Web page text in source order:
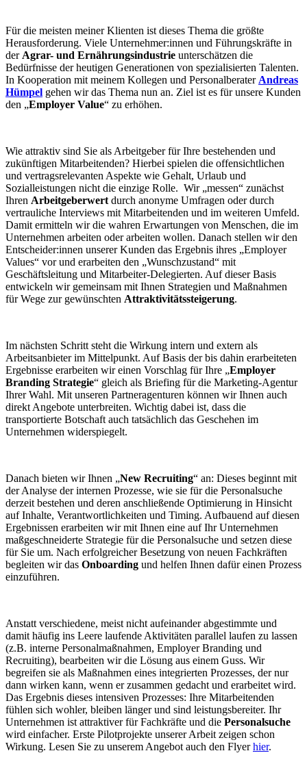
Für die meisten meiner Klienten ist dieses Thema die größte
Herausforderung. Viele Unternehmer:innen und Führungskräfte in
der Agrar- und Ernährungsindustrie unterschätzen die
Bedürfnisse der heutigen Generationen von spezialisierten Talenten.
In Kooperation mit meinem Kollegen und Personalberater Andreas
Hümpel gehen wir das Thema nun an. Ziel ist es für unsere Kunden
den „Employer Value“ zu erhöhen.
Wie attraktiv sind Sie als Arbeitgeber für Ihre bestehenden und
zukünftigen Mitarbeitenden? Hierbei spielen die offensichtlichen
und vertragsrelevanten Aspekte wie Gehalt, Urlaub und
Sozialleistungen nicht die einzige Rolle. Wir „messen“ zunächst
Ihren Arbeitgeberwert durch anonyme Umfragen oder durch
vertrauliche Interviews mit Mitarbeitenden und im weiteren Umfeld.
Damit ermitteln wir die wahren Erwartungen von Menschen, die im
Unternehmen arbeiten oder arbeiten wollen. Danach stellen wir den
Entscheider:innen unserer Kunden das Ergebnis ihres „Employer
Values“ vor und erarbeiten den „Wunschzustand“ mit
Geschäftsleitung und Mitarbeiter-Delegierten. Auf dieser Basis
entwickeln wir gemeinsam mit Ihnen Strategien und Maßnahmen
für Wege zur gewünschten Attraktivitätssteigerung.
Im nächsten Schritt steht die Wirkung intern und extern als
Arbeitsanbieter im Mittelpunkt. Auf Basis der bis dahin erarbeiteten
Ergebnisse erarbeiten wir einen Vorschlag für Ihre „Employer
Branding Strategie“ gleich als Briefing für die Marketing-Agentur
Ihrer Wahl. Mit unseren Partneragenturen können wir Ihnen auch
direkt Angebote unterbreiten. Wichtig dabei ist, dass die
transportierte Botschaft auch tatsächlich das Geschehen im
Unternehmen widerspiegelt.
Danach bieten wir Ihnen „New Recruiting“ an: Dieses beginnt mit
der Analyse der internen Prozesse, wie sie für die Personalsuche
derzeit bestehen und deren anschließende Optimierung in Hinsicht
auf Inhalte, Verantwortlichkeiten und Timing. Aufbauend auf diesen
Ergebnissen erarbeiten wir mit Ihnen eine auf Ihr Unternehmen
maßgeschneiderte Strategie für die Personalsuche und setzen diese
für Sie um. Nach erfolgreicher Besetzung von neuen Fachkräften
begleiten wir das Onboarding und helfen Ihnen dafür einen Prozess
einzuführen.
Anstatt verschiedene, meist nicht aufeinander abgestimmte und
damit häufig ins Leere laufende Aktivitäten parallel laufen zu lassen
(z.B. interne Personalmaßnahmen, Employer Branding und
Recruiting), bearbeiten wir die Lösung aus einem Guss. Wir
begreifen sie als Maßnahmen eines integrierten Prozesses, der nur
dann wirken kann, wenn er zusammen gedacht und erarbeitet wird.
Das Ergebnis dieses intensiven Prozesses: Ihre Mitarbeitenden
fühlen sich wohler, bleiben länger und sind leistungsbereiter. Ihr
Unternehmen ist attraktiver für Fachkräfte und die Personalsuche
wird einfacher. Erste Pilotprojekte unserer Arbeit zeigen schon
Wirkung. Lesen Sie zu unserem Angebot auch den Flyerhier.